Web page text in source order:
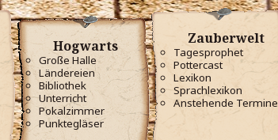
Hogwarts
Große Halle
Ländereien
Bibliothek
Unterricht
Pokalzimmer
Punktegläser
Zauberwelt
Tagesprophet
Pottercast
Lexikon
Sprachlexikon
Anstehende Termine